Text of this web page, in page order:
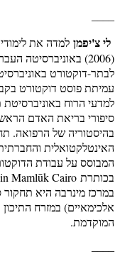
לי צ'יפמן למדה את
(2006) באוניברסיטה
עמיתת פוסט דוקטורט
למדעי הרוח
סיפורי בריאת האדם
בהיסטוריה של הרפואה.
האינטלקטואלית
המבוסס על עבודת
במרכז מינרבה היא תחקור
אלכימאיים) במזרח
המוקדמת.